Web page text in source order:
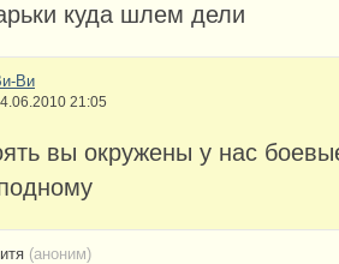
куда шлем дели
Ви
21:05
вы окружены у нас
(аноним)